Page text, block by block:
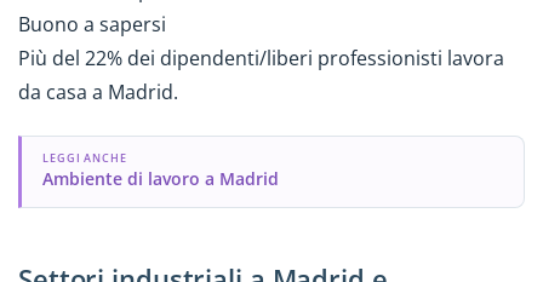
Buono a sapersi
Più del 22% dei dipendenti/liberi professionisti lavora
da casa a Madrid.
LEGGI ANCHE
Ambiente di lavoro a Madrid